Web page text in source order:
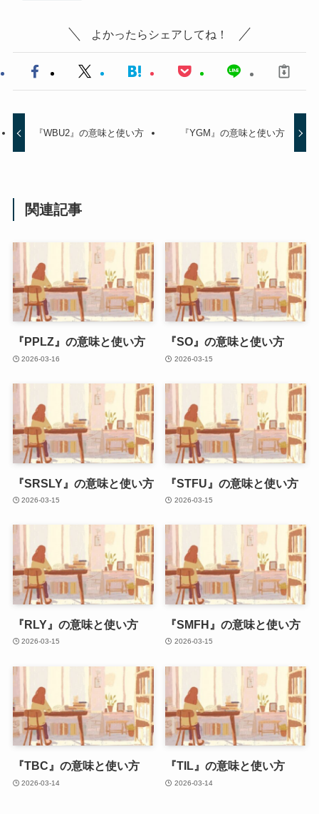
よかったらシェアしてね！
『WBU2』の意味と使い方 『YGM』の意味と使い方
関連記事
『PPLZ』の意味と使い方
2026-03-16
『SO』の意味と使い方
2026-03-15
『SRSLY』の意味と使い方
2026-03-15
『STFU』の意味と使い方
2026-03-15
『RLY』の意味と使い方
2026-03-15
『SMFH』の意味と使い方
2026-03-15
『TBC』の意味と使い方
2026-03-14
『TIL』の意味と使い方
2026-03-14